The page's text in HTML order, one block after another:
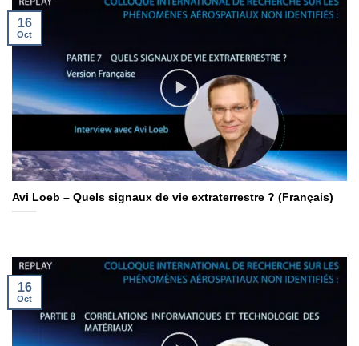
Avi Loeb – Quels signaux de vie extraterrestre ? (Français)
16
Oct
16
Oct